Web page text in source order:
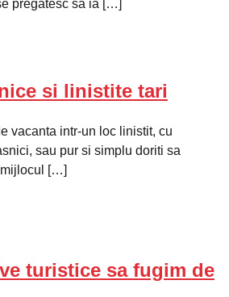
pregatesc sa ia […]
si linistite tari
vacanta intr-un loc linistit, cu
sau pur si simplu doriti sa
[…]
turistice sa fugim de